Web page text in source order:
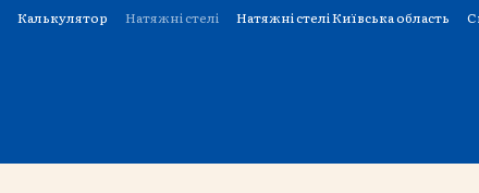
Калькулятор Натяжні стелі Натяжні стелі Київська область